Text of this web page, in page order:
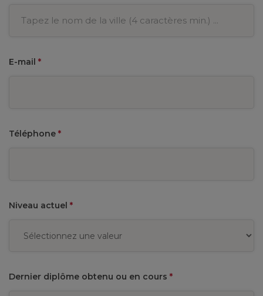
E-mail *
Téléphone *
Niveau actuel *
Dernier diplôme obtenu ou en cours *